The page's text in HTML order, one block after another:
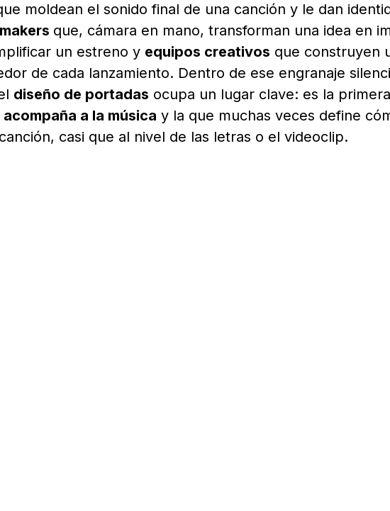
moldean el sonido final de una canción y le dan
que, cámara en mano, transforman una idea en
un estreno y equipos creativos que construyen
de cada lanzamiento. Dentro de ese engranaje
diseño de portadas ocupa un lugar clave: es la
a la música y la que muchas veces define
casi que al nivel de las letras o el videoclip.